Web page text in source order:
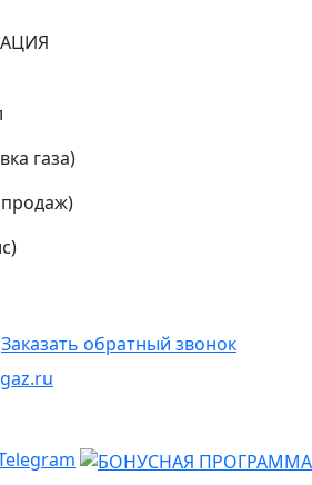
газа)
Заказать обратный звонок